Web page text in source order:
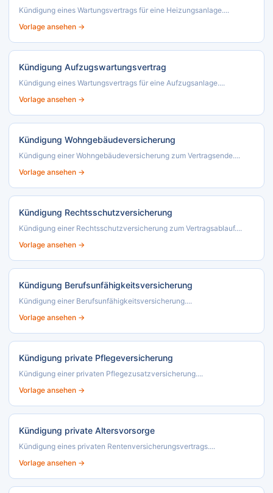
Kündigung eines Wartungsvertrags für eine Heizungsanlage....
Vorlage ansehen →
Kündigung Aufzugswartungsvertrag
Kündigung eines Wartungsvertrags für eine Aufzugsanlage....
Vorlage ansehen →
Kündigung Wohngebäudeversicherung
Kündigung einer Wohngebäudeversicherung zum Vertragsende....
Vorlage ansehen →
Kündigung Rechtsschutzversicherung
Kündigung einer Rechtsschutzversicherung zum Vertragsablauf....
Vorlage ansehen →
Kündigung Berufsunfähigkeitsversicherung
Kündigung einer Berufsunfähigkeitsversicherung....
Vorlage ansehen →
Kündigung private Pflegeversicherung
Kündigung einer privaten Pflegezusatzversicherung....
Vorlage ansehen →
Kündigung private Altersvorsorge
Kündigung eines privaten Rentenversicherungsvertrags....
Vorlage ansehen →